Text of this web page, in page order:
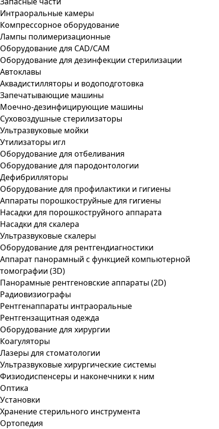
Интраоральные камеры
Компрессорное оборудование
Лампы полимеризационные
Оборудование для CAD/CAM
Оборудование для дезинфекции стерилизации
Автоклавы
Аквадистилляторы и водоподготовка
Запечатывающие машины
Моечно-дезинфицирующие машины
Суховоздушные стерилизаторы
Ультразвуковые мойки
Утилизаторы игл
Оборудование для отбеливания
Оборудование для пародонтологии
Дефибрилляторы
Оборудование для профилактики и гигиены
Аппараты порошкоструйные для гигиены
Насадки для порошкоструйного аппарата
Насадки для скалера
Ультразвуковые скалеры
Оборудование для рентгендиагностики
Аппарат панорамный с функцией компьютерной
томографии (3D)
Панорамные рентгеновские аппараты (2D)
Радиовизиографы
Рентгенаппараты интраоральные
Рентгензащитная одежда
Оборудование для хирургии
Коагуляторы
Лазеры для стоматологии
Ультразвуковые хирургические системы
Физиодиспенсеры и наконечники к ним
Оптика
Установки
Хранение стерильного инструмента
Ортопедия